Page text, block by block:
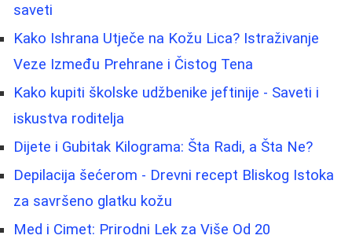
saveti
Kako Ishrana Utječe na Kožu Lica? Istraživanje
Veze Između Prehrane i Čistog Tena
Kako kupiti školske udžbenike jeftinije - Saveti i
iskustva roditelja
Dijete i Gubitak Kilograma: Šta Radi, a Šta Ne?
Depilacija šećerom - Drevni recept Bliskog Istoka
za savršeno glatku kožu
Med i Cimet: Prirodni Lek za Više Od 20